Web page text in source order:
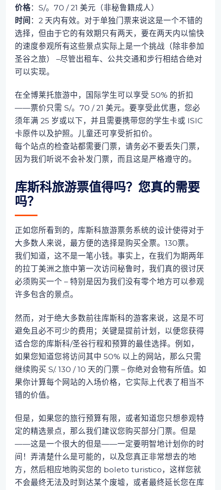
价格：S/。70 / 21 美元（非秘鲁籍成人）
时间 ：2 天内有效。对于单独门票来说这是一个不错的
选择，但由于它的有效期只有两天，要在两天内以愉快
的速度参观所有这些景点实际上是一个挑战（除非参加
圣谷之旅） –尽管出租车、公共交通和步行相结合绝对
可以实现。
在全博莱托旅游中，国际学生可以享受 50% 的折扣
——票价只需 S/。70 / 21 美元。要享受此优惠，您必
须年满 25 岁或以下，并且需要携带您的学生卡或 ISIC
卡原件以及护照。儿童还可享受折扣价。
每个站点的检查站都需要门票，请务必不要丢失门票，
因为我们听说不会补发门票，而且这是严格遵守的。
库斯科旅游票值得吗？您真的需要
吗？
正如您所看到的，库斯科旅游票务系统的设计使得对于
大多数人来说，最方便的选择是购买全票。130票。
我们知道，这不是一笔小钱。事实上，在我们为期两年
的拉丁美洲之旅中第一次访问秘鲁时，我们真的很讨厌
必须购买一个 – 特别是因为我们没有零个地方可以参观
许多包含的景点。
然而，对于绝大多数前往库斯科的游客来说，这是不可
避免且必不可少的费用；关键是提前计划，以便您获得
适合您的库斯科/圣谷行程和预算的最佳选择。例如，
如果您知道您将访问其中 50% 以上的网站，那么只需
继续购买 S/. 130 / 10 天的门票 – 你绝对会物有所值。如
果你计算每个网站的入场价格，它实际上代表了相当不
错的价值。
但是，如果您的旅行预算有限，或者知道您只想参观特
定的精选景点，那么我们建议您购买部分门票。但是
——这是一个很大的但是——一定要明智地计划你的时
间！弄清楚什么是可能的，以及您真正非常想去的地
方，然后相应地购买您的 boleto turistico，这样您就
不会最终无法及时到达某个废墟，或者最终延长您在库